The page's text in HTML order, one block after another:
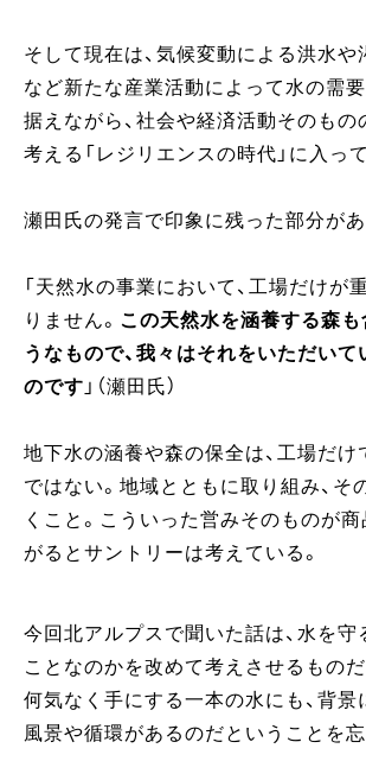
そして現在は、気候変動による洪水や
など新たな産業活動によって水の需
据えながら、社会や経済活動そのもの
考える「レジリエンスの時代」に入っ
瀬田氏の発言で印象に残った部分があ
「天然水の事業において、工場だけが
りません。 この天然水を涵養する森も
うなもので、我々はそれをいただい
のです 」（瀬田氏）
地下水の涵養や森の保全は、工場だけ
ではない。地域とともに取り組み、そ
くこと。こういった営みそのものが
がるとサントリーは考えている。
今回北アルプスで聞いた話は、水を守
ことなのかを改めて考えさせるもの
何気なく手にする一本の水にも、背景
風景や循環があるのだということを忘